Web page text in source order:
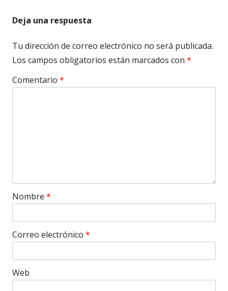
Deja una respuesta
Tu dirección de correo electrónico no será publicada.
Los campos obligatorios están marcados con *
Comentario *
Nombre *
Correo electrónico *
Web